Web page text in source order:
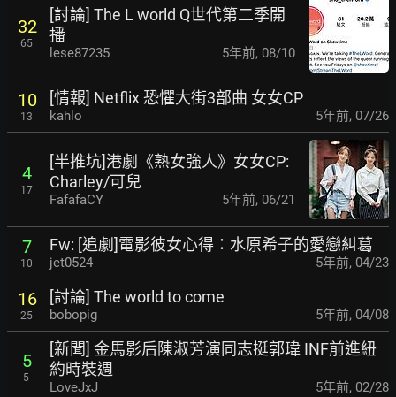
32
65
[討論] The L world Q世代第二季開
播
lese87235 5年前, 08/10
10
13
[情報] Netflix 恐懼大街3部曲 女女CP
kahlo 5年前, 07/26
4
17
[半推坑]港劇《熟女強人》女女CP:
Charley/可兒
FafafaCY 5年前, 06/21
7
10
Fw: [追劇]電影彼女心得：水原希子的愛戀糾葛
jet0524 5年前, 04/23
16
25
[討論] The world to come
bobopig 5年前, 04/08
5
5
[新聞] 金馬影后陳淑芳演同志挺郭瑋 INF前進紐
約時裝週
LoveJxJ 5年前, 02/28